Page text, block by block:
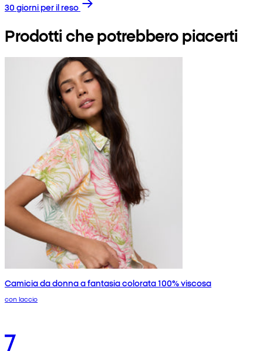
30 giorni per il reso
Prodotti che potrebbero piacerti
Camicia da donna a fantasia colorata 100% viscosa
con laccio
7